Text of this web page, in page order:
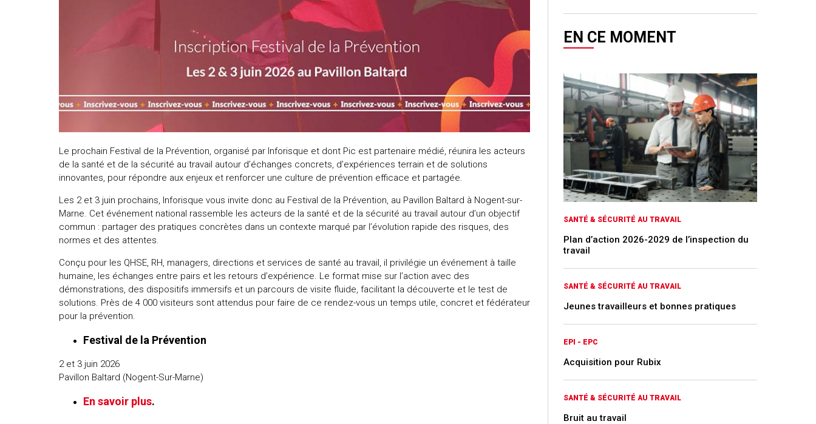
Le prochain Festival de la Prévention, organisé par Inforisque et dont Pic est partenaire médié, réunira les acteurs
de la santé et de la sécurité au travail autour d’échanges concrets, d’expériences terrain et de solutions
innovantes, pour répondre aux enjeux et renforcer une culture de prévention efficace et partagée.
Les 2 et 3 juin prochains, Inforisque vous invite donc au Festival de la Prévention, au Pavillon Baltard à Nogent-sur-
Marne. Cet événement national rassemble les acteurs de la santé et de la sécurité au travail autour d’un objectif
commun : partager des pratiques concrètes dans un contexte marqué par l’évolution rapide des risques, des
normes et des attentes.
Conçu pour les QHSE, RH, managers, directions et services de santé au travail, il privilégie un événement à taille
humaine, les échanges entre pairs et les retours d’expérience. Le format mise sur l’action avec des
démonstrations, des dispositifs immersifs et un parcours de visite fluide, facilitant la découverte et le test de
solutions. Près de 4 000 visiteurs sont attendus pour faire de ce rendez-vous un temps utile, concret et fédérateur
pour la prévention.
Festival de la Prévention
2 et 3 juin 2026
Pavillon Baltard (Nogent-Sur-Marne)
En savoir plus.
EN CE MOMENT
SANTÉ & SÉCURITÉ AU TRAVAIL
Plan d’action 2026-2029 de l’inspection du
travail
SANTÉ & SÉCURITÉ AU TRAVAIL
Jeunes travailleurs et bonnes pratiques
EPI - EPC
Acquisition pour Rubix
SANTÉ & SÉCURITÉ AU TRAVAIL
Bruit au travail